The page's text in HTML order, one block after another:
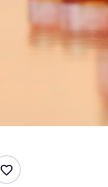
favorite_border